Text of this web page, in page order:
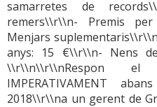
samarretes de
remers\\r\\n- Premis
Menjars
anys: 15 €\\r\\n- Nens
\\r\\n\\r\\nRespon
IMPERATIVAMENT
2018\\r\\na un gerent de